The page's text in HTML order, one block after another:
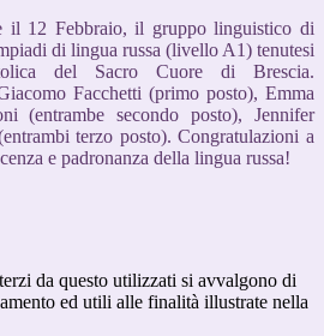
il 12 Febbraio, il gruppo linguistico di
di lingua russa (livello A1) tenutesi
del Sacro Cuore di Brescia.
Facchetti (primo posto), Emma
(entrambe secondo posto), Jennifer
terzo posto). Congratulazioni a
e padronanza della lingua russa!
da questo utilizzati si avvalgono di
ed utili alle finalità illustrate nella